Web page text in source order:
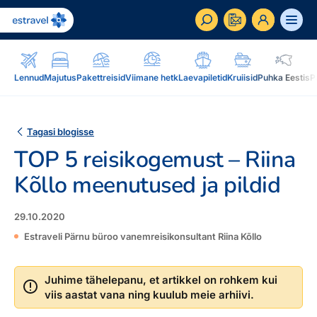
LennudMajutusPakettreisidViimane hetkLaevapiletidKruiisidPuhka Eestis
ET RU EN
Inspiratsioon & blogi
Blogi, sihtkohad, podcastid, ajakiri, uudiskiri...
Blogi
Sihtkohad
Uudiskiri
Reisidele lisaks
Järelmaks, Estraveli kinkekaart, Airalo eSim,
reisikaubad.ee...
Järelmaks
Estraveli kinkekaart
Lojaalsusprogramm
Boonuspunktid, Kuldkaart, Platinum kaart...
Tagasi blogisse
TOP 5 reisikogemust – Riina
Kõllo meenutused ja pildid
29.10.2020
Estraveli Pärnu büroo vanemreisikonsultant Riina Kõllo
Juhime tähelepanu, et artikkel on rohkem kui
viis aastat vana ning kuulub meie arhiivi.